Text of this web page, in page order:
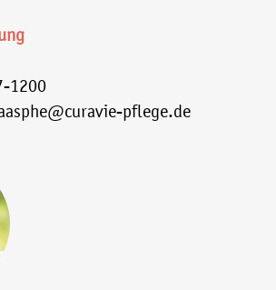
1200
pflege.de